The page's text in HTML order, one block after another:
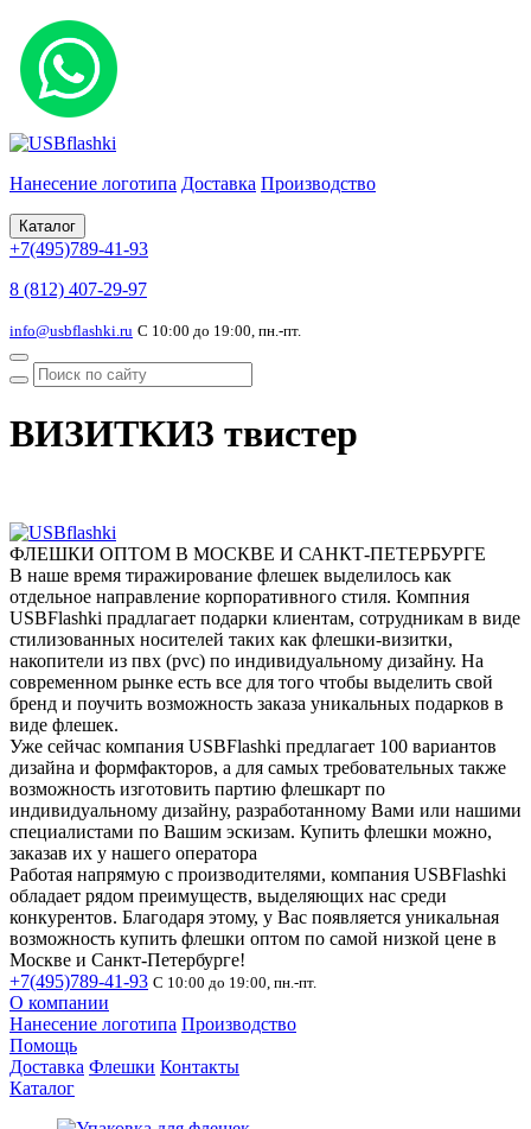
Нанесение логотипа Доставка Производство
Каталог
+7(495)789-41-93
8 (812) 407-29-97
info@usbflashki.ru С 10:00 до 19:00, пн.-пт.
ВИЗИТКИ3 твистер
ФЛЕШКИ ОПТОМ В МОСКВЕ И САНКТ-ПЕТЕРБУРГЕ
В наше время тиражирование флешек выделилось как
отдельное направление корпоративного стиля. Компния
USBFlashki прадлагает подарки клиентам, сотрудникам в виде
стилизованных носителей таких как флешки-визитки,
накопители из пвх (pvc) по индивидуальному дизайну. На
современном рынке есть все для того чтобы выделить свой
бренд и поучить возможность заказа уникальных подарков в
виде флешек.
Уже сейчас компания USBFlashki предлагает 100 вариантов
дизайна и формфакторов, а для самых требовательных также
возможность изготовить партию флешкарт по
индивидуальному дизайну, разработанному Вами или нашими
специалистами по Вашим эскизам. Купить флешки можно,
заказав их у нашего оператора
Работая напрямую с производителями, компания USBFlashki
обладает рядом преимуществ, выделяющих нас среди
конкурентов. Благодаря этому, у Вас появляется уникальная
возможность купить флешки оптом по самой низкой цене в
Москве и Санкт-Петербурге!
+7(495)789-41-93 С 10:00 до 19:00, пн.-пт.
О компании
Нанесение логотипа Производство
Помощь
Доставка Флешки Контакты
Каталог